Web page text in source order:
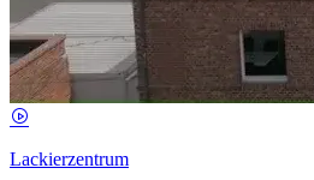
Lackierzentrum